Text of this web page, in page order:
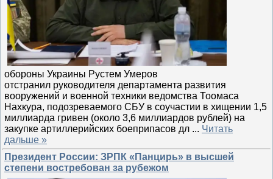
обороны Украины Рустем Умеров
отстранил руководителя департамента развития
вооружений и военной техники ведомства Тоомаса
Нахкура, подозреваемого СБУ в соучастии в хищении 1,5
миллиарда гривен (около 3,6 миллиардов рублей) на
закупке артиллерийских боеприпасов дл ... Читать
дальше »
Президент России: ЗРПК «Панцирь» в высшей
степени востребован за рубежом